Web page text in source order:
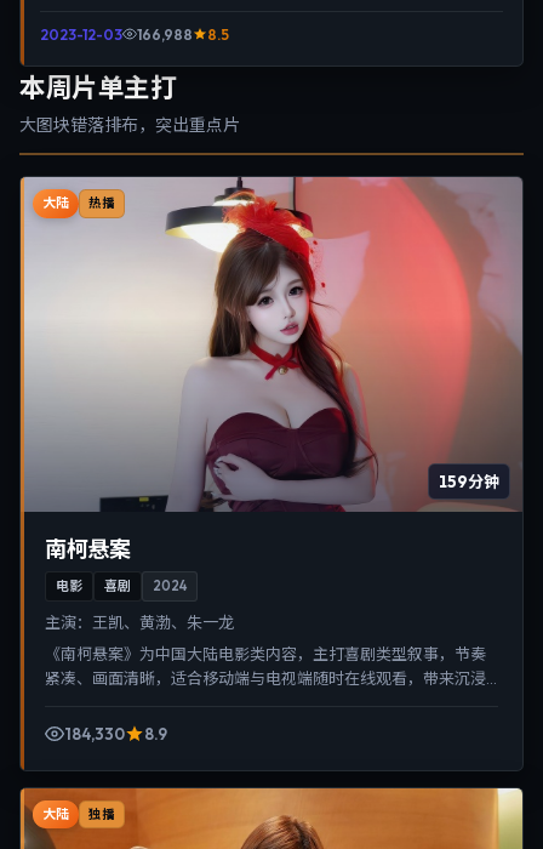
2023-12-03 166,988 8.5
本周片单主打
大图块错落排布，突出重点片
大陆 热播
159分钟
南柯悬案
电影 喜剧 2024
主演： 王凯、黄渤、朱一龙
《南柯悬案》为中国大陆电影类内容，主打喜剧类型叙事，节奏
紧凑、画面清晰，适合移动端与电视端随时在线观看，带来沉浸
184,330
8.9
大陆 独播